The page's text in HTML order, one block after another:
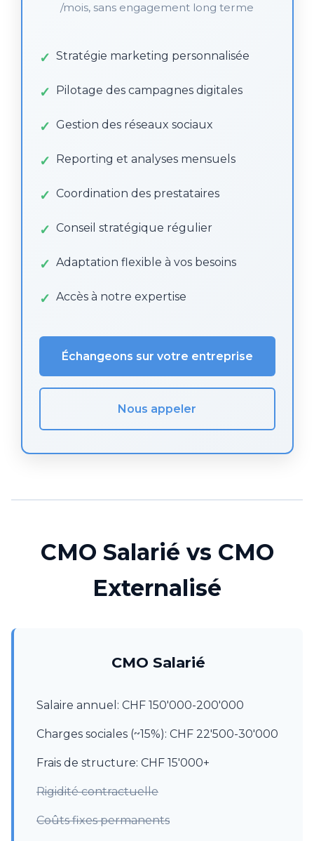
/mois, sans engagement long terme
Stratégie marketing personnalisée
Pilotage des campagnes digitales
Gestion des réseaux sociaux
Reporting et analyses mensuels
Coordination des prestataires
Conseil stratégique régulier
Adaptation flexible à vos besoins
Accès à notre expertise
Échangeons sur votre entreprise
Nous appeler
CMO Salarié vs CMO
Externalisé
CMO Salarié
Salaire annuel: CHF 150'000-200'000
Charges sociales (~15%): CHF 22'500-30'000
Frais de structure: CHF 15'000+
Rigidité contractuelle
Coûts fixes permanents